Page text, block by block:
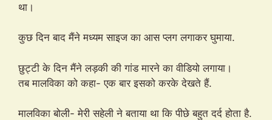
था।
कुछ दिन बाद मैंने मध्यम साइज का आस प्लग लगाकर घुमाया.
छुट्टी के दिन मैंने लड़की की गांड मारने का वीडियो लगाया।
तब मालविका को कहा- एक बार इसको करके देखते हैं.
मालविका बोली- मेरी सहेली ने बताया था कि पीछे बहुत दर्द होता है.